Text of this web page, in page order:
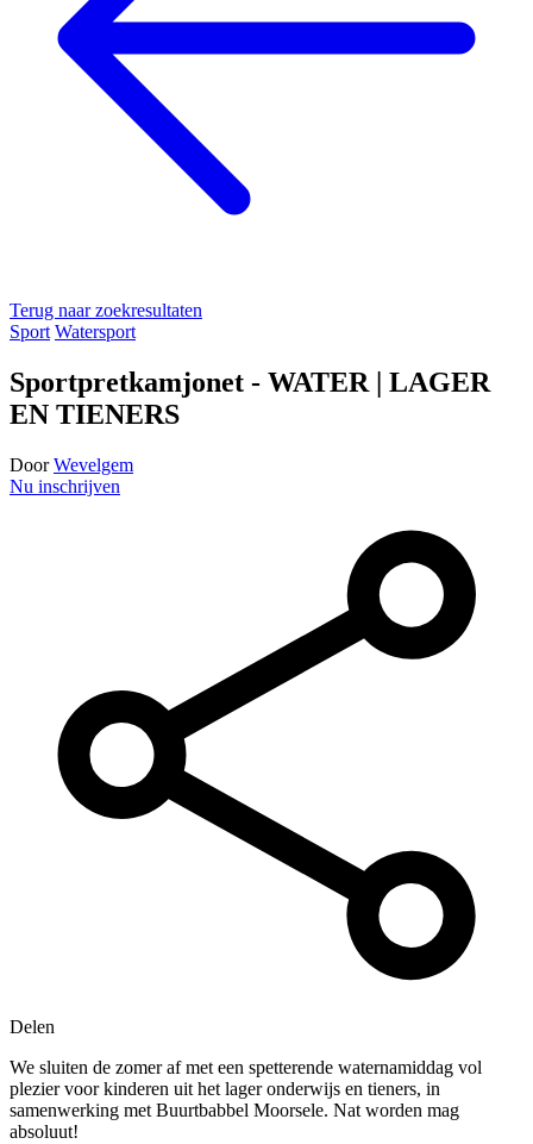
Terug naar zoekresultaten
Sport Watersport
Sportpretkamjonet - WATER | LAGER
EN TIENERS
Door Wevelgem
Nu inschrijven
Delen
We sluiten de zomer af met een spetterende waternamiddag vol
plezier voor kinderen uit het lager onderwijs en tieners, in
samenwerking met Buurtbabbel Moorsele. Nat worden mag
absoluut!